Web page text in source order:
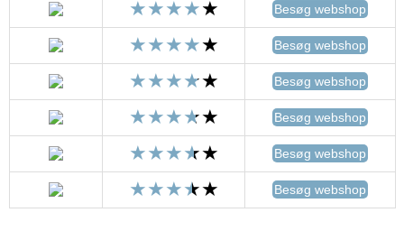
Besøg webshop
Besøg webshop
Besøg webshop
Besøg webshop
Besøg webshop
Besøg webshop